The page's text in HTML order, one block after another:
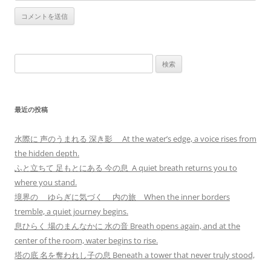
索:
最近の投稿
水際に 声のうまれる 深き影 At the water’s edge, a voice rises from
the hidden depth.
ふと立ちて 足もとにある 今の息 A quiet breath returns you to
where you stand.
境界の ゆらぎに気づく 内の旅 When the inner borders
tremble, a quiet journey begins.
息ひらく 場のまんなかに 水の音 Breath opens again, and at the
center of the room, water begins to rise.
塔の底 名を奪われし子の息 Beneath a tower that never truly stood,